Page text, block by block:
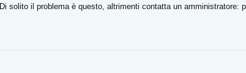
il problema è questo, altrimenti contatta un amministratore: